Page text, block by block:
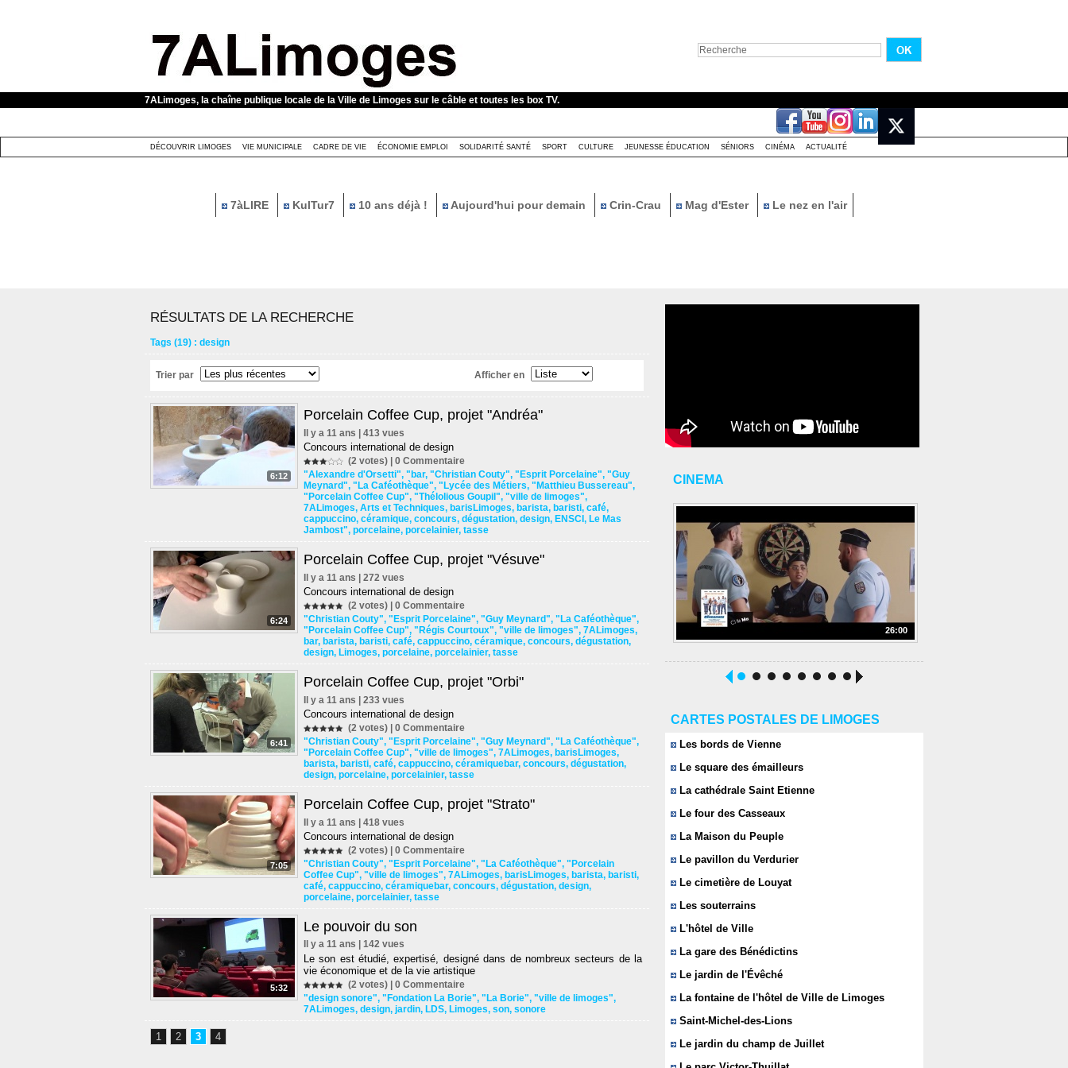
7ALimoges, la chaîne publique locale de la Ville de Limoges sur le câble et toutes les box TV.
DÉCOUVRIR LIMOGES VIE MUNICIPALE CADRE DE VIE ÉCONOMIE EMPLOI SOLIDARITÉ SANTÉ SPORT CULTURE JEUNESSE ÉDUCATION SÉNIORS CINÉMA ACTUALITÉ
7àLIRE KulTur7 10 ans déjà ! Aujourd'hui pour demain Crin-Crau Mag d'Ester Le nez en l'air
RÉSULTATS DE LA RECHERCHE
Tags (19) : design
Trier par Afficher en
6:12
Porcelain Coffee Cup, projet "Andréa"
Il y a 11 ans | 413 vues
Concours international de design
(2 votes) | 0 Commentaire
"Alexandre d'Orsetti", "bar, "Christian Couty", "Esprit Porcelaine", "Guy
Meynard", "La Caféothèque", "Lycée des Métiers, "Matthieu Bussereau",
"Porcelain Coffee Cup", "Thélolious Goupil", "ville de limoges",
7ALimoges, Arts et Techniques, barisLimoges, barista, baristi, café,
cappuccino, céramique, concours, dégustation, design, ENSCI , Le Mas
Jambost", porcelaine, porcelainier, tasse
6:24
Porcelain Coffee Cup, projet "Vésuve"
Il y a 11 ans | 272 vues
Concours international de design
(2 votes) | 0 Commentaire
"Christian Couty", "Esprit Porcelaine", "Guy Meynard", "La Caféothèque",
"Porcelain Coffee Cup", "Régis Courtoux", "ville de limoges", 7ALimoges,
bar, barista, baristi, café, cappuccino, céramique, concours, dégustation,
design, Limoges, porcelaine, porcelainier, tasse
6:41
Porcelain Coffee Cup, projet "Orbi"
Il y a 11 ans | 233 vues
Concours international de design
(2 votes) | 0 Commentaire
"Christian Couty", "Esprit Porcelaine", "Guy Meynard", "La Caféothèque",
"Porcelain Coffee Cup", "ville de limoges", 7ALimoges, barisLimoges,
barista, baristi, café, cappuccino, céramiquebar, concours, dégustation,
design, porcelaine, porcelainier, tasse
7:05
Porcelain Coffee Cup, projet "Strato"
Il y a 11 ans | 418 vues
Concours international de design
(2 votes) | 0 Commentaire
"Christian Couty", "Esprit Porcelaine", "La Caféothèque", "Porcelain
Coffee Cup", "ville de limoges", 7ALimoges, barisLimoges, barista, baristi,
café, cappuccino, céramiquebar, concours, dégustation, design,
porcelaine, porcelainier, tasse
5:32
Le pouvoir du son
Il y a 11 ans | 142 vues
Le son est étudié, expertisé, designé dans de nombreux secteurs de la
vie économique et de la vie artistique
(2 votes) | 0 Commentaire
"design sonore", "Fondation La Borie", "La Borie", "ville de limoges",
7ALimoges, design, jardin, LDS, Limoges, son, sonore
1 2 3 4
CINEMA
26:00
CARTES POSTALES DE LIMOGES
Les bords de Vienne
Le square des émailleurs
La cathédrale Saint Etienne
Le four des Casseaux
La Maison du Peuple
Le pavillon du Verdurier
Le cimetière de Louyat
Les souterrains
L'hôtel de Ville
La gare des Bénédictins
Le jardin de l'Évêché
La fontaine de l'hôtel de Ville de Limoges
Saint-Michel-des-Lions
Le jardin du champ de Juillet